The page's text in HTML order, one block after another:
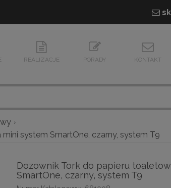
REALIZACJE PORADY KONTAKT
system SmartOne, czarny, system T9
Dozownik Tork do papieru
SmartOne, czarny, system T9